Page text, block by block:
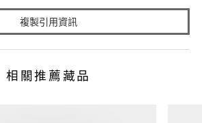
複製引用資訊
相關推薦藏品